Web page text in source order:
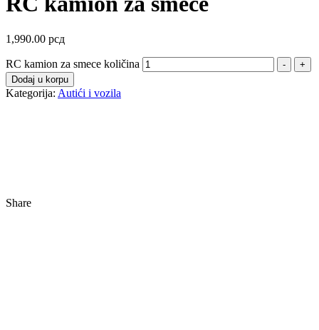
1,990.00 рсд
RC kamion za smece količina -
+
Dodaj u korpu
Kategorija: Autići i vozila
Share